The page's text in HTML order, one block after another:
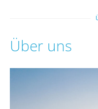
Über uns